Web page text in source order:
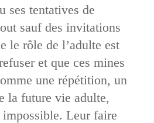
ses tentatives de
sauf des invitations
le rôle de l’adulte est
et que ces mines
une répétition, un
la future vie adulte,
impossible. Leur faire